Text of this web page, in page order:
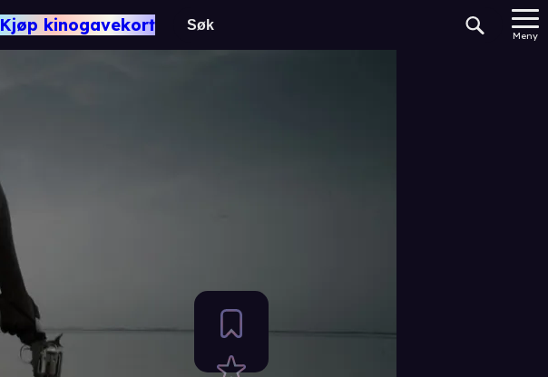
Kjøp kinogavekort
Meny